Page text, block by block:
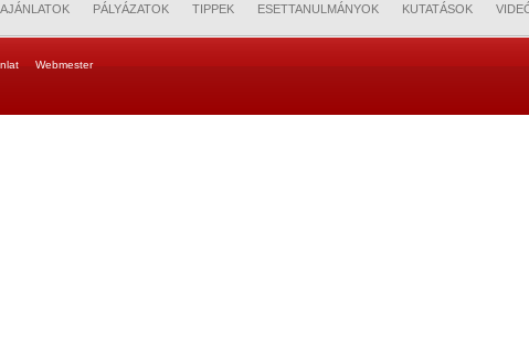
PÁLYÁZATOK TIPPEK ESETTANULMÁNYOK KUTATÁSOK
Webmester